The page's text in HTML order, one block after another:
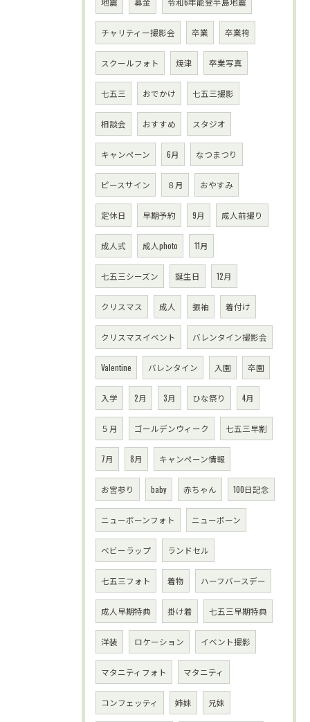
チャリティー撮影会 卒業 卒業袴
スクールフォト 焼津 卒業写真
七五三 おでかけ 七五三撮影
相談会 おすすめ スタジオ
キャンペーン 6月 なつまつり
ピースサイン ８月 おやすみ
定休日 早期予約 9月 成人前撮り
成人式 成人photo 11月
七五三シーズン 誕生日 12月
クリスマス 成人 振袖 着付け
クリスマスイベント バレンタイン撮影会
Valentine バレンタイン 入園 卒園
入学 2月 3月 ひな祭り 4月
５月 ゴールデンウィーク 七五三早割
7月 8月 キャンペーン情報
お宮参り baby 赤ちゃん 100日記念
ニューボーンフォト ニューボーン
ベビーラップ ランドセル
七五三フォト 着物 ハーフバースデー
成人早期特典 掛け着 七五三早期特典
洋装 ロケーション イベント撮影
マタニティフォト マタニティ
コンフェッティ 姉妹 兄妹